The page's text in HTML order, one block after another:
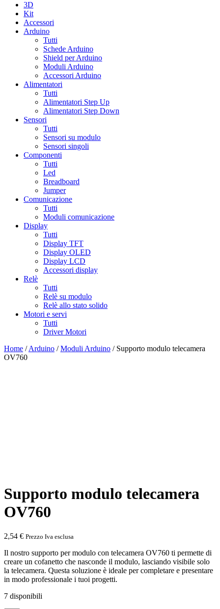
3D
Kit
Accessori
Arduino
Tutti
Schede Arduino
Shield per Arduino
Moduli Arduino
Accessori Arduino
Alimentatori
Tutti
Alimentatori Step Up
Alimentatori Step Down
Sensori
Tutti
Sensori su modulo
Sensori singoli
Componenti
Tutti
Led
Breadboard
Jumper
Comunicazione
Tutti
Moduli comunicazione
Display
Tutti
Display TFT
Display OLED
Display LCD
Accessori display
Relè
Tutti
Relè su modulo
Relè allo stato solido
Motori e servi
Tutti
Driver Motori
Home /Arduino /Moduli Arduino / Supporto modulo telecamera
OV760
Supporto modulo telecamera
OV760
2,54 € Prezzo Iva esclusa
Il nostro supporto per modulo con telecamera OV760 ti permette di
creare un cofanetto che nasconde il modulo, lasciando visibile solo
la telecamera. Questa soluzione è ideale per completare e presentare
in modo professionale i tuoi progetti.
7 disponibili